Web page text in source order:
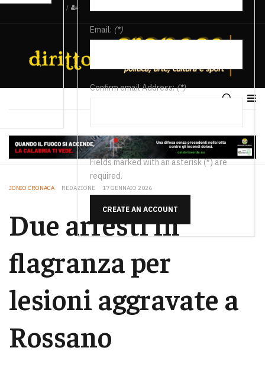
/
Email: (*)
Confirm email Address:(*)
Fields marked with an asterisk (*) are
required.
CREATE AN ACCOUNT
JONIO CRONACA REDAZIONE 17 GENNAIO 2026
Due arresti in
flagranza per
lesioni aggravate a
Rossano